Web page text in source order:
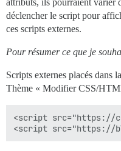
déclencher le script pour
ces scripts externes.
Pour résumer ce que je
Scripts externes placés dans
Thème « Modifier CSS/
<script src="https://